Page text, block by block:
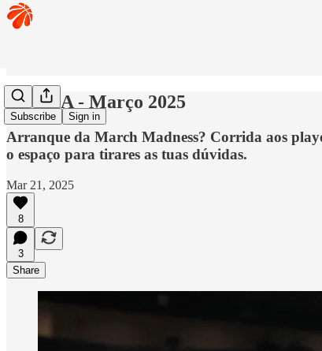
Subscribe Sign in
🏀 Q&A - Março 2025
Arranque da March Madness? Corrida aos
o espaço para tirares as tuas dúvidas.
Mar 21, 2025
8
3
Share